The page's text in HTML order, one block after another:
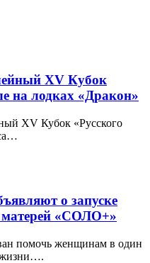
XV Кубок
на лодках «Дракон»
XV Кубок «Русского
о запуске
матерей «СОЛО+»
помочь женщинам в один
жизни….